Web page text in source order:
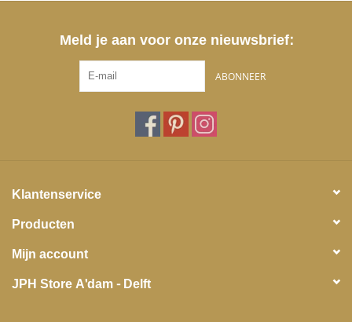
Meld je aan voor onze nieuwsbrief:
ABONNEER
Klantenservice
Producten
Mijn account
JPH Store A'dam - Delft